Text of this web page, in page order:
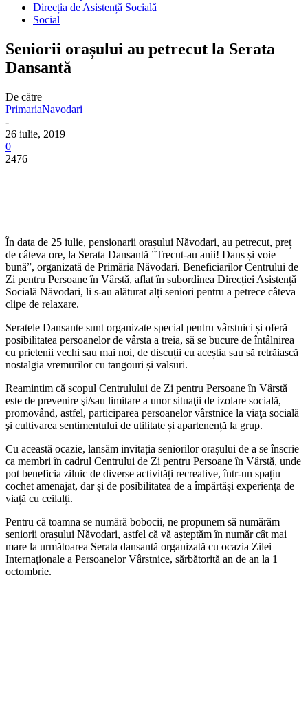
Direcția de Asistență Socială
Social
Seniorii orașului au petrecut la Serata
Dansantă
De către
PrimariaNavodari
-
26 iulie, 2019
0
2476
În data de 25 iulie, pensionarii orașului Năvodari, au petrecut, preț
de câteva ore, la Serata Dansantă ”Trecut-au anii! Dans și voie
bună”, organizată de Primăria Năvodari. Beneficiarilor Centrului de
Zi pentru Persoane în Vârstă, aflat în subordinea Direcției Asistență
Socială Năvodari, li s-au alăturat alți seniori pentru a petrece câteva
clipe de relaxare.
Seratele Dansante sunt organizate special pentru vârstnici și oferă
posibilitatea persoanelor de vârsta a treia, să se bucure de întâlnirea
cu prietenii vechi sau mai noi, de discuții cu aceștia sau să retrăiască
nostalgia vremurilor cu tangouri și valsuri.
Reamintim că scopul Centrulului de Zi pentru Persoane în Vârstă
este de prevenire şi/sau limitare a unor situaţii de izolare socială,
promovând, astfel, participarea persoanelor vârstnice la viaţa socială
şi cultivarea sentimentului de utilitate și apartenență la grup.
Cu această ocazie, lansăm invitația seniorilor orașului de a se înscrie
ca membri în cadrul Centrului de Zi pentru Persoane în Vârstă, unde
pot beneficia zilnic de diverse activități recreative, într-un spațiu
cochet amenajat, dar și de posibilitatea de a împărtăși experiența de
viață cu ceilalți.
Pentru că toamna se numără bobocii, ne propunem să numărăm
seniorii orașului Năvodari, astfel că vă așteptăm în număr cât mai
mare la următoarea Serata dansantă organizată cu ocazia Zilei
Internaționale a Persoanelor Vârstnice, sărbătorită an de an la 1
octombrie.